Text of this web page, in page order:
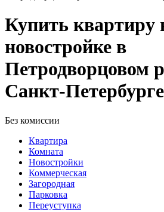
Купить квартиру
новостройке в
Петродворцовом
Санкт-Петербурге
Без комиссии
Квартира
Комната
Новостройки
Коммерческая
Загородная
Парковка
Переуступка